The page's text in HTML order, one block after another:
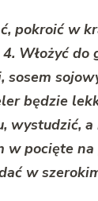
pokroić w
Włożyć do
sosem
będzie
wystudzić,
w pocięte
w